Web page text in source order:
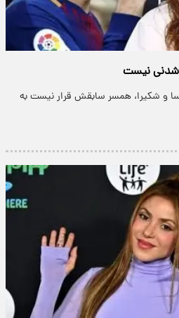
شدنی نیست
و شکیرا، همسر سابقش قرار نیست به